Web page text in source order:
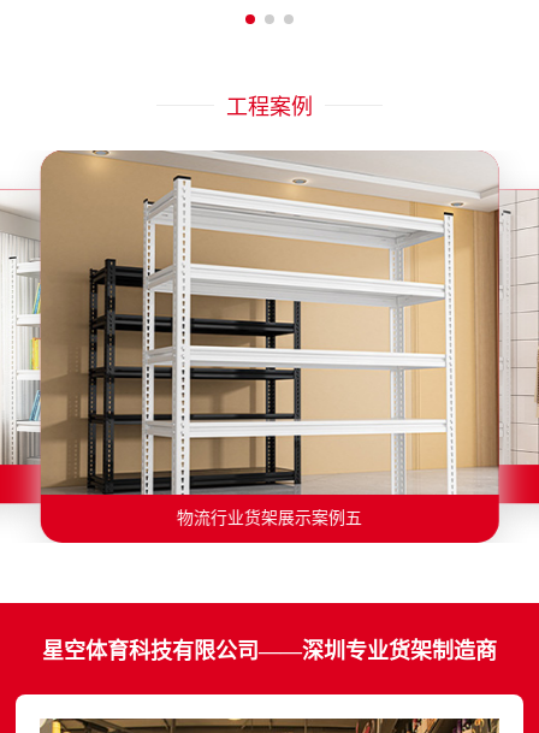
工程案例
物流行业货架展示案例一
物流行业货架展示案例六
物流行业货架展示案例五
物流行业货架展示案例四
物流行业货架展示案例三
物流行业货架展示案例二
星空体育科技有限公司——深圳专业货架制造商